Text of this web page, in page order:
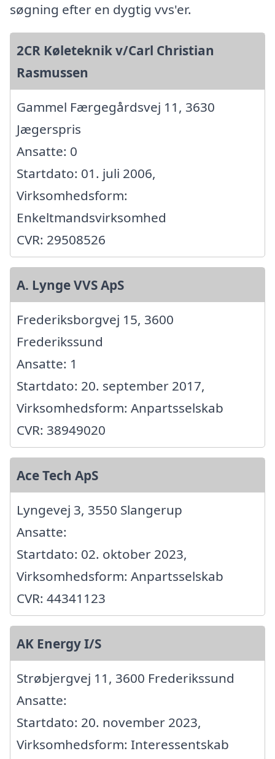
søgning efter en dygtig vvs'er.
2CR Køleteknik v/Carl Christian
Rasmussen
Gammel Færgegårdsvej 11, 3630
Jægerspris
Ansatte: 0
Startdato: 01. juli 2006,
Virksomhedsform:
Enkeltmandsvirksomhed
CVR: 29508526
A. Lynge VVS ApS
Frederiksborgvej 15, 3600
Frederikssund
Ansatte: 1
Startdato: 20. september 2017,
Virksomhedsform: Anpartsselskab
CVR: 38949020
Ace Tech ApS
Lyngevej 3, 3550 Slangerup
Ansatte:
Startdato: 02. oktober 2023,
Virksomhedsform: Anpartsselskab
CVR: 44341123
AK Energy I/S
Strøbjergvej 11, 3600 Frederikssund
Ansatte:
Startdato: 20. november 2023,
Virksomhedsform: Interessentskab